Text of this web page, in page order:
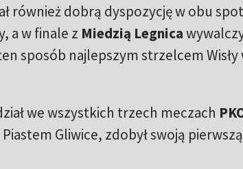
również dobrą dyspozycję w obu
a w finale z Miedzią Legnica
sposób najlepszym strzelcem
we wszystkich trzech meczach
Gliwice, zdobył swoją